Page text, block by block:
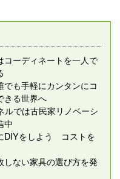
ーディネートを一人で
も手軽にカンタンにコ
きる世界へ
では古民家リノベーシ
中
DIYをしよう コストを
ない家具の選び方を発